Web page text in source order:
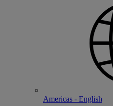
Americas - English